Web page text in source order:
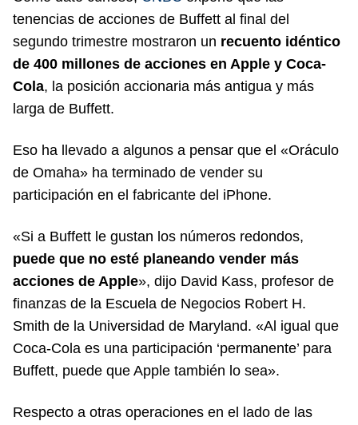
tenencias de acciones de Buffett al final del
segundo trimestre mostraron un recuento idéntico
de 400 millones de acciones en Apple y Coca-
Cola, la posición accionaria más antigua y más
larga de Buffett.
Eso ha llevado a algunos a pensar que el «Oráculo
de Omaha» ha terminado de vender su
participación en el fabricante del iPhone.
«Si a Buffett le gustan los números redondos,
puede que no esté planeando vender más
acciones de Apple», dijo David Kass, profesor de
finanzas de la Escuela de Negocios Robert H.
Smith de la Universidad de Maryland. «Al igual que
Coca-Cola es una participación ‘permanente’ para
Buffett, puede que Apple también lo sea».
Respecto a otras operaciones en el lado de las